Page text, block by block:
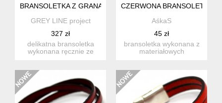
BRANSOLETKA Z GRANATÓW MOZAMBIJSKICH I SREBRA
GREY LINE project
327 zł
delikatna bransoletka
wykonana ręcznie ze
CZERWONA BRANSOLETKA Z
AśkaS
45 zł
bransoletka wykonana z
materiałowych